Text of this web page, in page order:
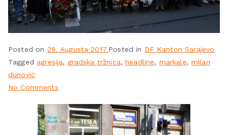
Posted on 28. Augusta 2017.Posted in DF Kanton Sarajevo
Tagged agresija, gradska tržnica,headline, markale,milan
dunović
No Comments